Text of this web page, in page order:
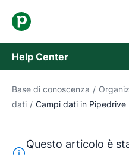
Help Center
Base di conoscenza
Contatta l'assistenza
Base di conoscenza /
dati / Campi dati in Pipedrive
Questo testo è stato
Questo articolo è